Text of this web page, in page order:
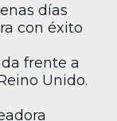
días
con éxito
frente a
Unido.